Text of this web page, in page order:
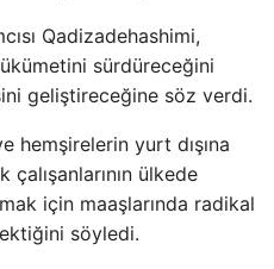
Qadizadehashimi,
sürdüreceğini
geliştireceğine söz verdi.
hemşirelerin yurt dışına
ülkede
için maaşlarında radikal
söyledi.